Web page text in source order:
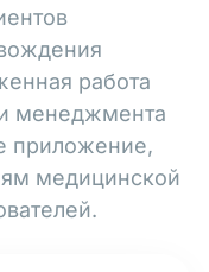
работа
менеджмента
приложение,
медицинской